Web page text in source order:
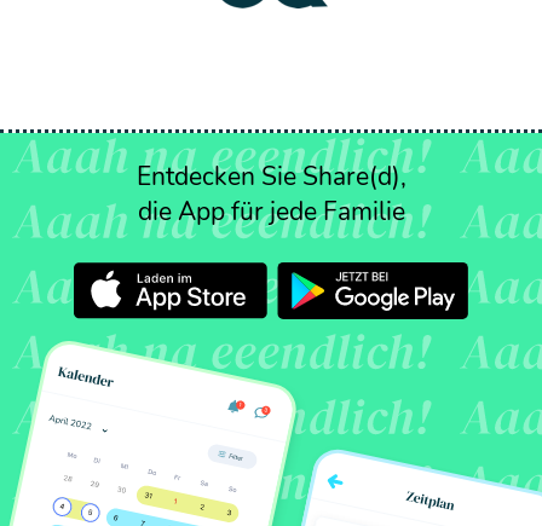
Entdecken Sie Share(d),
die App für jede Familie